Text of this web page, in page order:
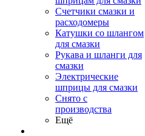
Счетчики смазки и
расходомеры
Катушки со шлангом
для смазки
Рукава и шланги для
смазки
Электрические
шприцы для смазки
Снято с
производства
Ещё